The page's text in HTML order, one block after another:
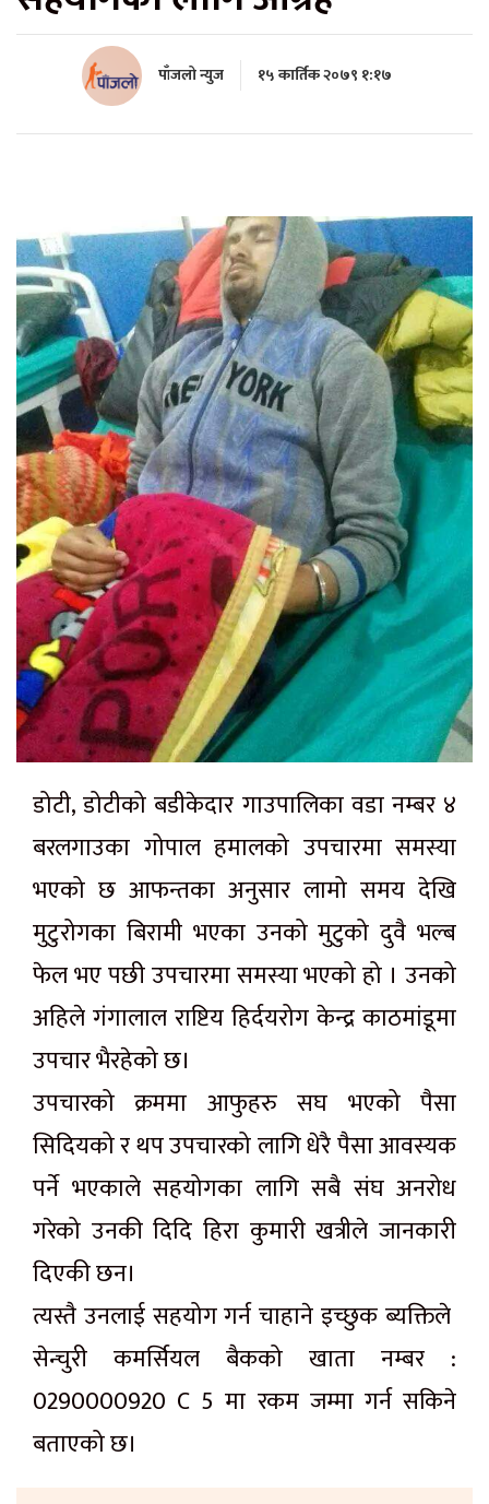
पाँजलो न्युज १५ कार्तिक २०७९ १:१७
डोटी, डोटीको बडीकेदार गाउपालिका वडा नम्बर ४
बरलगाउका गोपाल हमालको उपचारमा समस्या
भएको छ आफन्तका अनुसार लामो समय देखि
मुटुरोगका बिरामी भएका उनको मुटुको दुवै भल्ब
फेल भए पछी उपचारमा समस्या भएको हो । उनको
अहिले गंगालाल राष्टिय हिर्दयरोग केन्द्र काठमांडूमा
उपचार भैरहेको छ।
उपचारको क्रममा आफुहरु सघ भएको पैसा
सिदियको र थप उपचारको लागि धेरै पैसा आवस्यक
पर्ने भएकाले सहयोगका लागि सबै संघ अनरोध
गरेको उनकी दिदि हिरा कुमारी खत्रीले जानकारी
दिएकी छन।
त्यस्तै उनलाई सहयोग गर्न चाहाने इच्छुक ब्यक्तिले
सेन्चुरी कमर्सियल बैकको खाता नम्बर :
0290000920 C 5 मा रकम जम्मा गर्न सकिने
बताएको छ।